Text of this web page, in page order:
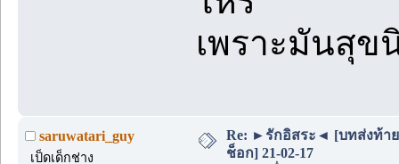
เพราะมันสุข
saruwatari_guy
เป็ดเด็กช่าง
Re: ►รักอิสระ◄ [บทส่งท้าย
ช็อก] 21-02-17